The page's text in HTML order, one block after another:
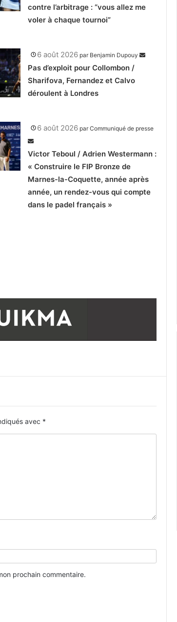
contre l’arbitrage : “vous allez me
voler à chaque tournoi”
6 août 2026 par Benjamin Dupouy
Pas d’exploit pour Collombon /
Sharifova, Fernandez et Calvo
déroulent à Londres
6 août 2026 parCommuniqué de presse
Victor Teboul / Adrien Westermann :
« Construire le FIP Bronze de
Marnes-la-Coquette, année après
année, un rendez-vous qui compte
dans le padel français »
avec *
prochain commentaire.